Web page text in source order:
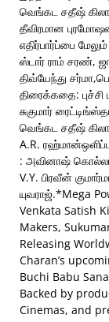
வெங்கட சதீஷ்
தீவிரமான
எதிர்பார்ப்பை
ஸ்டார் ராம் சரண்,
திவ்யேந்து
திரைக்கதை:
சுகுமார்
வெங்கட சதீஷ்
A.R.
: அவினாஷ்
V.Y. பிரவீன்
யுவராஜ்.*Mega
Venkata Satish
Makers,
Releasing
Charan’s
Buchi Babu
Backed by
Cinemas, and